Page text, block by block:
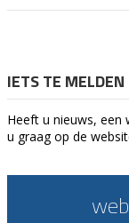
IETS TE MELDEN
Heeft u nieuws,
u graag op de